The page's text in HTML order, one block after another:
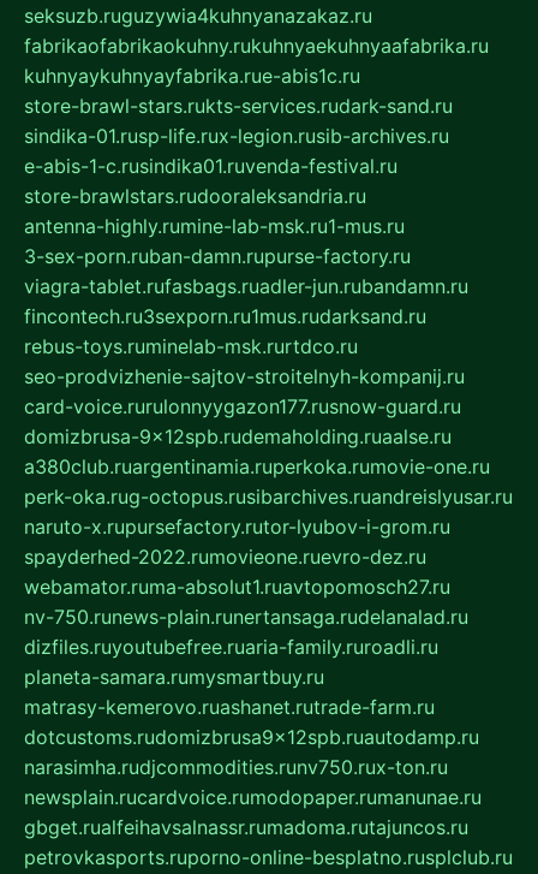
seksuzb.ruguzywia4kuhnyanazakaz.ru
fabrikaofabrikaokuhny.rukuhnyaekuhnyaafabrika.ru
kuhnyaykuhnyayfabrika.rue-abis1c.ru
store-brawl-stars.rukts-services.rudark-sand.ru
sindika-01.rusp-life.rux-legion.rusib-archives.ru
e-abis-1-c.rusindika01.ruvenda-festival.ru
store-brawlstars.rudooraleksandria.ru
antenna-highly.rumine-lab-msk.ru1-mus.ru
3-sex-porn.ruban-damn.rupurse-factory.ru
viagra-tablet.rufasbags.ruadler-jun.rubandamn.ru
fincontech.ru3sexporn.ru1mus.rudarksand.ru
rebus-toys.ruminelab-msk.rurtdco.ru
seo-prodvizhenie-sajtov-stroitelnyh-kompanij.ru
card-voice.rurulonnyygazon177.rusnow-guard.ru
domizbrusa-9x12spb.rudemaholding.ruaalse.ru
a380club.ruargentinamia.ruperkoka.rumovie-one.ru
perk-oka.rug-octopus.rusibarchives.ruandreislyusar.ru
naruto-x.rupursefactory.rutor-lyubov-i-grom.ru
spayderhed-2022.rumovieone.ruevro-dez.ru
webamator.ruma-absolut1.ruavtopomosch27.ru
nv-750.runews-plain.runertansaga.rudelanalad.ru
dizfiles.ruyoutubefree.ruaria-family.ruroadli.ru
planeta-samara.rumysmartbuy.ru
matrasy-kemerovo.ruashanet.rutrade-farm.ru
dotcustoms.rudomizbrusa9x12spb.ruautodamp.ru
narasimha.rudjcommodities.runv750.rux-ton.ru
newsplain.rucardvoice.rumodopaper.rumanunae.ru
gbget.rualfeihavsalnassr.rumadoma.rutajuncos.ru
petrovkasports.ruporno-online-besplatno.rusplclub.ru